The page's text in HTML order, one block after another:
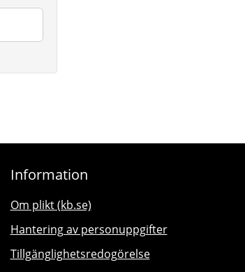
Information
Om plikt (kb.se)
Hantering av personuppgifter
Tillgänglighetsredogörelse